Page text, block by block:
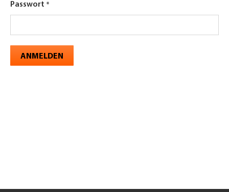
Passwort
ANMELDEN